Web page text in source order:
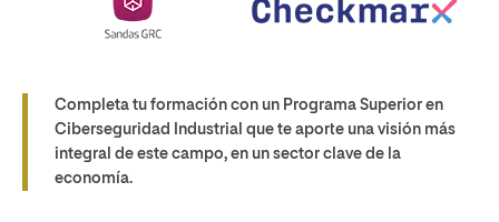
Completa tu formación con un Programa Superior en
Ciberseguridad Industrial que te aporte una visión más
integral de este campo, en un sector clave de la
economía.